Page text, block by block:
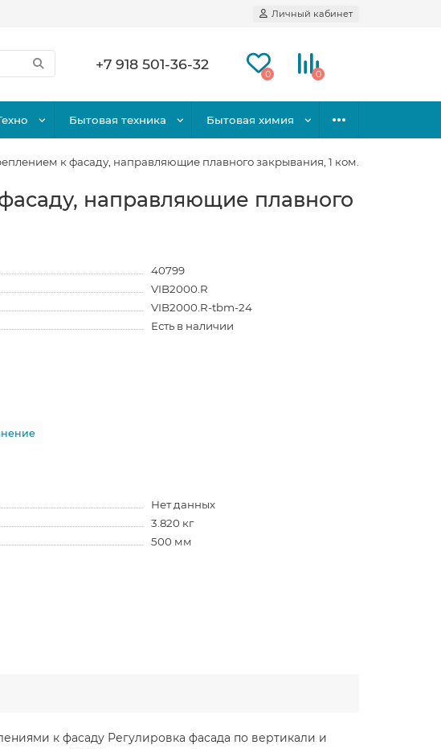
Личный кабинет
+7 918 501-36-32
0 0
Бытовая техника Бытовая химия
к фасаду, направляющие плавного закрывания, 1 ком.
направляющие плавного
40799
VIB2000.R
VIB2000.R-tbm-24
Есть в наличии
Нет данных
3.820 кг
500 мм
к фасаду Регулировка фасада по вертикали и